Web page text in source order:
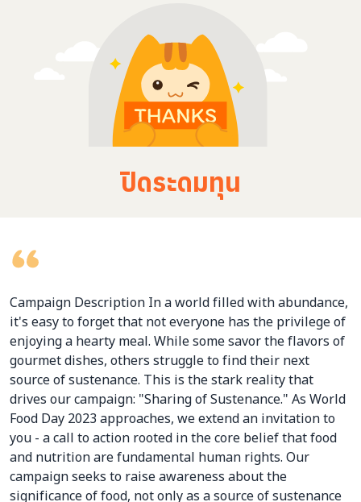
ปิดระดมทุน
Campaign Description In a world filled with abundance,
it's easy to forget that not everyone has the privilege of
enjoying a hearty meal. While some savor the flavors of
gourmet dishes, others struggle to find their next
source of sustenance. This is the stark reality that
drives our campaign: "Sharing of Sustenance." As World
Food Day 2023 approaches, we extend an invitation to
you - a call to action rooted in the core belief that food
and nutrition are fundamental human rights. Our
campaign seeks to raise awareness about the
significance of food, not only as a source of sustenance